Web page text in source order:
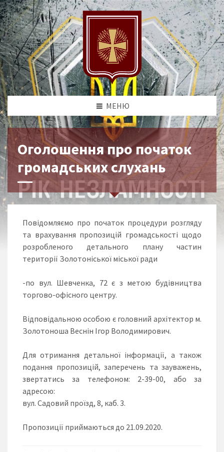
МЕНЮ
Оголошення про початок
громадських слухань
Повідомляємо про початок процедури розгляду
та врахування пропозицій громадськості щодо
розробленого детального плану частин
території Золотоніської міської ради
-по вул. Шевченка, 72 є з метою будівництва
торгово-офісного центру.
Відповідальною особою є головний архітектор м.
Золотоноша Веснін Ігор Володимирович.
Для отримання детальної інформації, а також
подання пропозицій, заперечень та зауважень,
звертатись за телефоном: 2-39-00, або за
адресою:
вул. Садовий проїзд, 8, каб. 3.
Пропозиції приймаються до 21.09.2020.